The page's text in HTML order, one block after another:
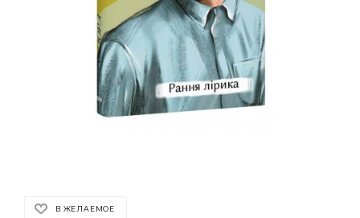
В ЖЕЛАЕМОЕ